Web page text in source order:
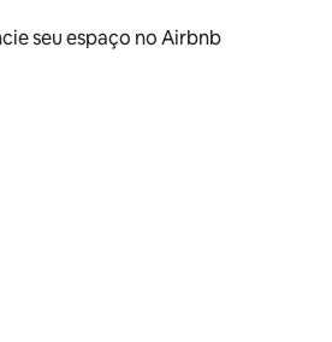
seu espaço no Airbnb